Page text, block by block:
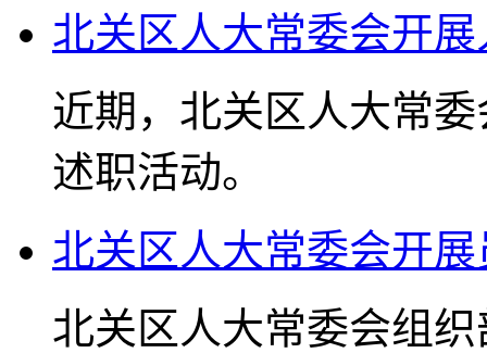
北关区人大常委会开
近期，北关区人大常
述职活动。
北关区人大常委会开
北关区人大常委会组